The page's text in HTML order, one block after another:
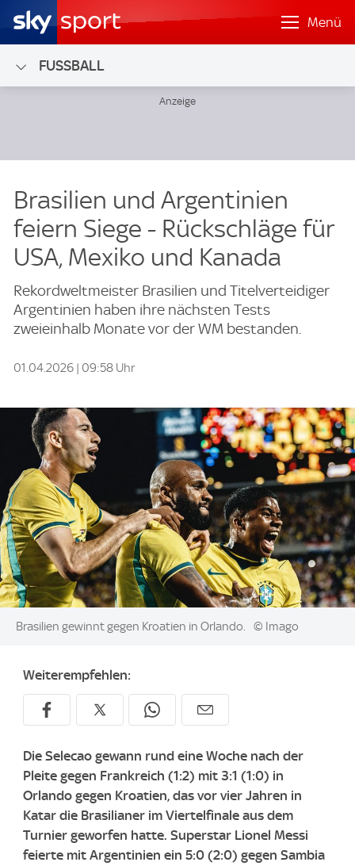
Menü
FUSSBALL
Brasilien und Argentinien
feiern Siege - Rückschläge für
USA, Mexiko und Kanada
Rekordweltmeister Brasilien und Titelverteidiger
Argentinien haben ihre nächsten Tests
zweieinhalb Monate vor der WM bestanden.
01.04.2026 | 09:58 Uhr
Image:
Brasilien gewinnt gegen Kroatien in Orlando. © Imago
Weiterempfehlen:
Die Selecao gewann rund eine Woche nach der
Pleite gegen Frankreich (1:2) mit 3:1 (1:0) in
Orlando gegen Kroatien, das vor vier Jahren in
Katar die Brasilianer im Viertelfinale aus dem
Turnier geworfen hatte. Superstar Lionel Messi
feierte mit Argentinien ein 5:0 (2:0) gegen Sambia